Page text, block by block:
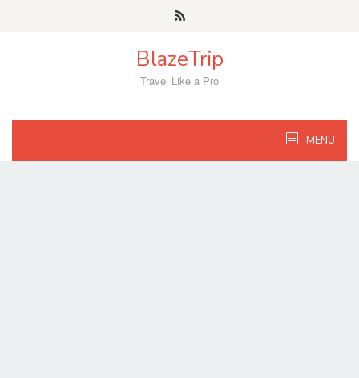
BlazeTrip
Travel Like a Pro
MENU